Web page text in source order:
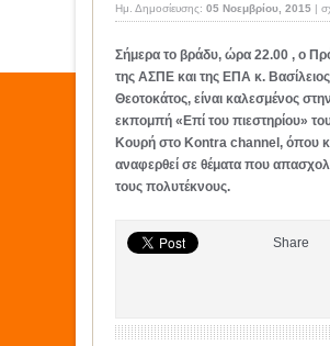
Ημ. Δημοσίευσης: 05 Νοεμβρίου, 2015 |
Σήμερα το βράδυ, ώρα 22.00 , ο
της ΑΣΠΕ και της ΕΠΑ κ. Βασίλειος
Θεοτοκάτος, είναι καλεσμένος στην
εκπομπή «Επί του πιεστηρίου»
Κουρή στο Kontra channel, όπου
αναφερθεί σε θέματα που
τους πολυτέκνους.
Share